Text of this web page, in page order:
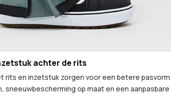
achter de rits
rits en inzetstuk zorgen voor een betere pasvorm
sneeuwbescherming op maat en een aanpasbare